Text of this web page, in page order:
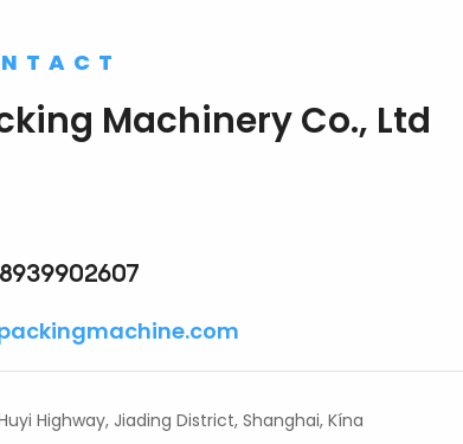
Machinery Co., Ltd
Highway, Jiading District, Shanghai, Kína